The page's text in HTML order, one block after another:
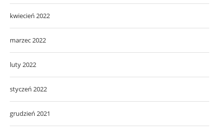
kwiecień 2022
marzec 2022
luty 2022
styczeń 2022
grudzień 2021